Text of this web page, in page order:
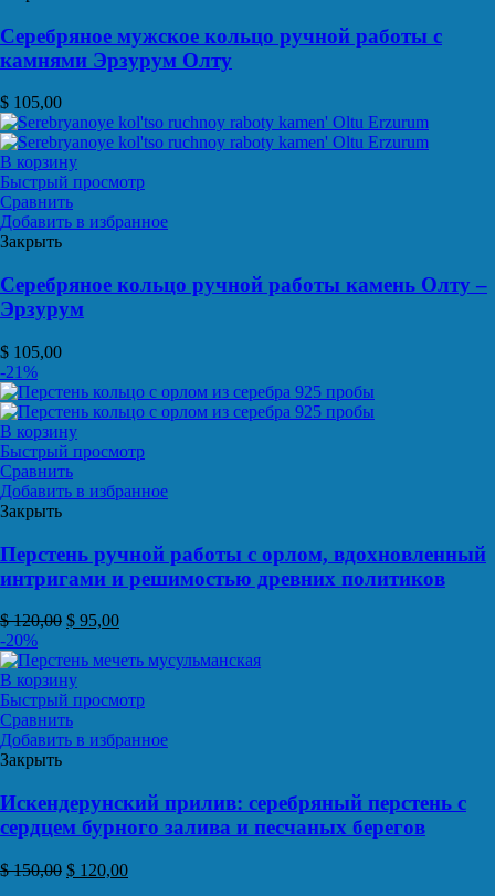
Серебряное мужское кольцо ручной работы с
камнями Эрзурум Олту
$ 105,00
В корзину
Быстрый просмотр
Сравнить
Добавить в избранное
Закрыть
Серебряное кольцо ручной работы камень Олту –
Эрзурум
$ 105,00
-21%
В корзину
Быстрый просмотр
Сравнить
Добавить в избранное
Закрыть
Перстень ручной работы с орлом, вдохновленный
интригами и решимостью древних политиков
$120,00 $ 95,00
-20%
В корзину
Быстрый просмотр
Сравнить
Добавить в избранное
Закрыть
Искендерунский прилив: серебряный перстень с
сердцем бурного залива и песчаных берегов
$150,00 $ 120,00